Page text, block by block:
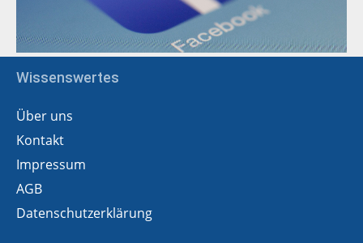
Wissenswertes
Über uns
Kontakt
Impressum
AGB
Datenschutzerklärung